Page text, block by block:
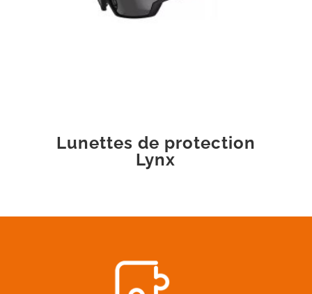
Lunettes de protection
Lynx